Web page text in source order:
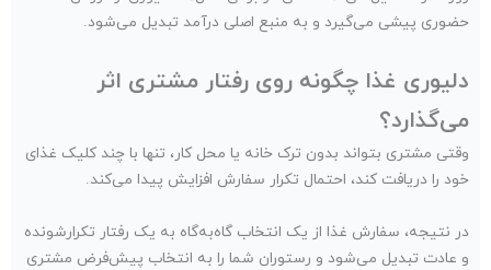
حضوری پیشی می‌گیرد و به منبع اصلی درآمد تبدیل می‌شود.
دلیوری غذا چگونه روی رفتار مشتری اثر
می‌گذارد؟
وقتی مشتری بتواند بدون ترک خانه یا محل کار، تنها با چند کلیک غذای
خود را دریافت کند، احتمال تکرار سفارش افزایش پیدا می‌کند.
در نتیجه، سفارش غذا از یک انتخاب گاه‌به‌گاه به یک رفتار تکرارشونده
و عادت تبدیل می‌شود و رستوران شما را به انتخاب پیش‌فرض مشتری